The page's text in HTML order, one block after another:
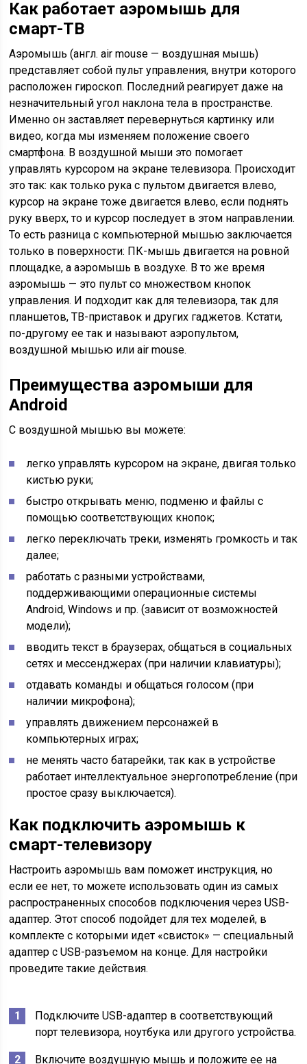
Как работает аэромышь для
смарт-ТВ
Аэромышь (англ. air mouse — воздушная мышь)
представляет собой пульт управления, внутри которого
расположен гироскоп. Последний реагирует даже на
незначительный угол наклона тела в пространстве.
Именно он заставляет перевернуться картинку или
видео, когда мы изменяем положение своего
смартфона. В воздушной мыши это помогает
управлять курсором на экране телевизора. Происходит
это так: как только рука с пультом двигается влево,
курсор на экране тоже двигается влево, если поднять
руку вверх, то и курсор последует в этом направлении.
То есть разница с компьютерной мышью заключается
только в поверхности: ПК-мышь двигается на ровной
площадке, а аэромышь в воздухе. В то же время
аэромышь — это пульт со множеством кнопок
управления. И подходит как для телевизора, так для
планшетов, ТВ-приставок и других гаджетов. Кстати,
по-другому ее так и называют аэропультом,
воздушной мышью или air mouse.
Преимущества аэромыши для
Android
С воздушной мышью вы можете:
легко управлять курсором на экране, двигая только
кистью руки;
быстро открывать меню, подменю и файлы с
помощью соответствующих кнопок;
легко переключать треки, изменять громкость и так
далее;
работать с разными устройствами,
поддерживающими операционные системы
Android, Windows и пр. (зависит от возможностей
модели);
вводить текст в браузерах, общаться в социальных
сетях и мессенджерах (при наличии клавиатуры);
отдавать команды и общаться голосом (при
наличии микрофона);
управлять движением персонажей в
компьютерных играх;
не менять часто батарейки, так как в устройстве
работает интеллектуальное энергопотребление (при
простое сразу выключается).
Как подключить аэромышь к
смарт-телевизору
Настроить аэромышь вам поможет инструкция, но
если ее нет, то можете использовать один из самых
распространенных способов подключения через USB-
адаптер. Этот способ подойдет для тех моделей, в
комплекте с которыми идет «свисток» — специальный
адаптер с USB-разъемом на конце. Для настройки
проведите такие действия.
Подключите USB-адаптер в соответствующий
порт телевизора, ноутбука или другого устройства.
Включите воздушную мышь и положите ее на